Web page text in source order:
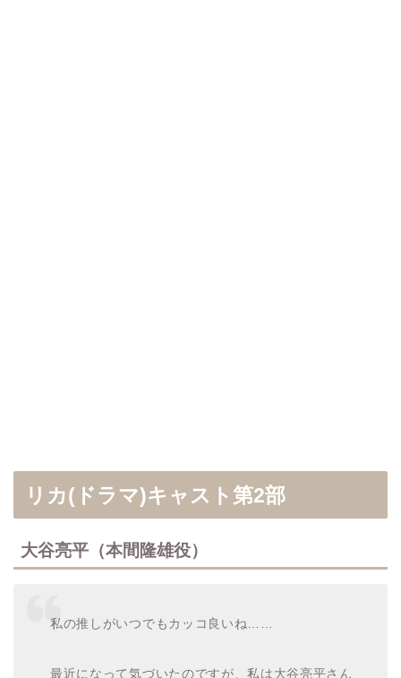
リカ(ドラマ)キャスト第2部
大谷亮平（本間隆雄役）
私の推しがいつでもカッコ良いね……
最近になって気づいたのですが、私は大谷亮平さん